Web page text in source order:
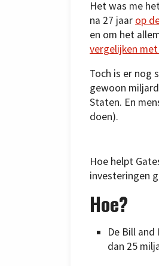
Het was me
na 27 jaar op
en om het
vergelijken
Toch is er nog
gewoon
Staten. En
doen).
Hoe helpt
investeringen
Hoe?
De Bill
dan 25